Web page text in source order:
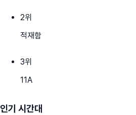
2위
적재함
3위
11A
인기 시간대